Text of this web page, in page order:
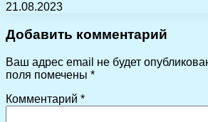
21.08.2023
Добавить комментарий
Ваш адрес email не будет
поля помечены *
Комментарий *